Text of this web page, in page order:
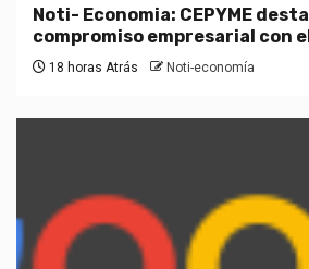
Noti- Economia: CEPYME
compromiso empresarial con
18 horas Atrás Noti-economía